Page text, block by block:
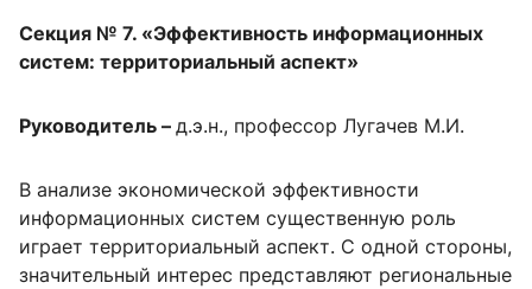
Секция № 7. «Эффективность информационных
систем: территориальный аспект»
Руководитель – д.э.н., профессор Лугачев М.И.
В анализе экономической эффективности
информационных систем существенную роль
играет территориальный аспект. С одной стороны,
значительный интерес представляют региональные